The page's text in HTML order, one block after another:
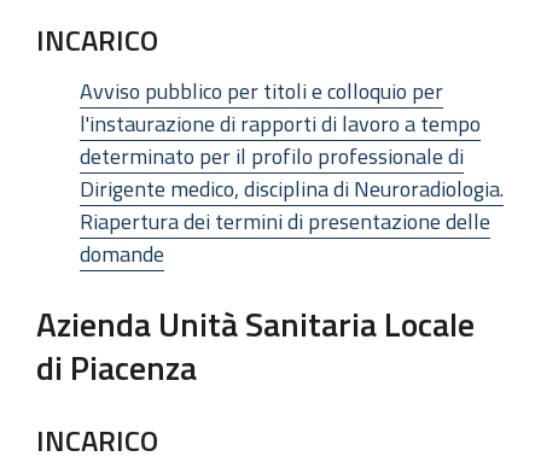
INCARICO
Avviso pubblico per titoli e colloquio per
l'instaurazione di rapporti di lavoro a tempo
determinato per il profilo professionale di
Dirigente medico, disciplina di Neuroradiologia.
Riapertura dei termini di presentazione delle
domande
Azienda Unità Sanitaria Locale
di Piacenza
INCARICO